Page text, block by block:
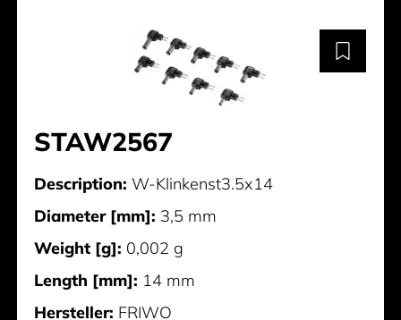
STAW2567
Description: W-Klinkenst3.5x14
Diameter [mm]: 3,5 mm
Weight [g]: 0,002 g
Length [mm]: 14 mm
Hersteller: FRIWO